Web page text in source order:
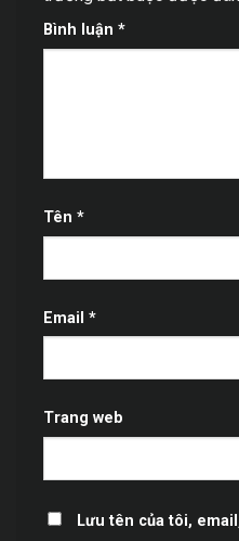
Bình luận *
Tên *
Email *
Trang web
Lưu tên của tôi,